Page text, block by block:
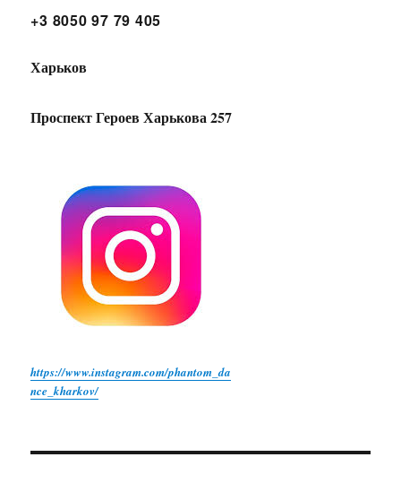
+3 8050 97 79 405
Харьков
Проспект Героев Харькова 257
https://www.instagram.com/phantom_da
nce_kharkov/